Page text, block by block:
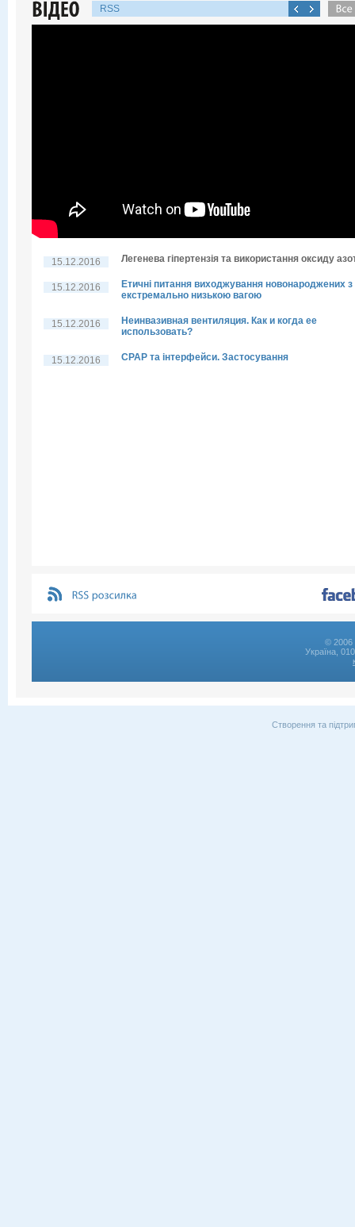
RSS
15.12.2016 Легенева гіпертензія та використання оксиду
15.12.2016
Етичні питання виходжування новонароджених з
екстремально низькою вагою
15.12.2016
Неинвазивная вентиляция. Как и когда ее
использовать?
15.12.2016 CPAP та інтерфейси. Застосування
© 2006
Україна,
Створення та